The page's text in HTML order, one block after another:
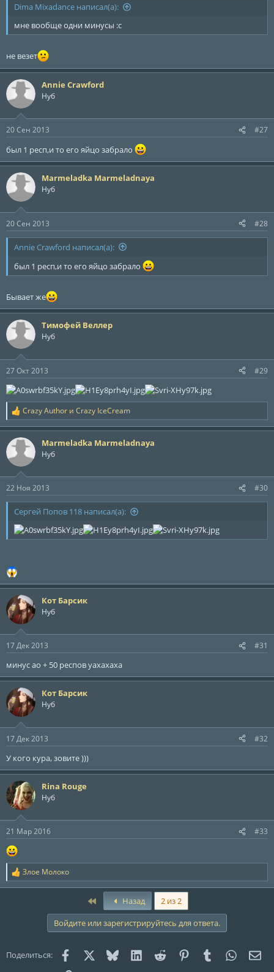
Dima Mixadance написал(а):
мне вообще одни минусы :с
не везет
Annie Crawford
Нуб
20 Сен 2013 #27
был 1 респ,и то его яйцо забрало
Marmeladka Marmeladnaya
Нуб
20 Сен 2013 #28
Annie Crawford написал(а):
был 1 респ,и то его яйцо забрало
Бывает же
Тимофей Веллер
Нуб
27 Окт 2013 #29
Р
е
а
к
и
:
Crazy Author и Crazy IceCream
Marmeladka Marmeladnaya
Нуб
22 Ноя 2013 #30
Сергей Попов 118 написал(а):
Кот Барсик
Нуб
17 Дек 2013 #31
минус ао + 50 респов уахахаха
Кот Барсик
Нуб
17 Дек 2013 #32
У кого кура, зовите )))
Rina Rouge
Нуб
21 Мар 2016 #33
Р
е
Злое Молоко
Назад
2 из 2
Войдите или зарегистрируйтесь для ответа.
Поделиться: FacebookX (Twitter)
Bluesky LinkedInReddit PinterestTumblr